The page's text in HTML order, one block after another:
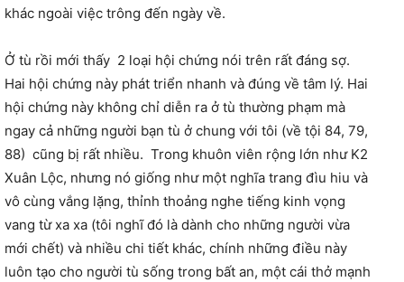
khác ngoài việc trông đến ngày về.
Ở tù rồi mới thấy 2 loại hội chứng nói trên rất đáng sợ.
Hai hội chứng này phát triển nhanh và đúng về tâm lý. Hai
hội chứng này không chỉ diễn ra ở tù thường phạm mà
ngay cả những người bạn tù ở chung với tôi (về tội 84, 79,
88) cũng bị rất nhiều. Trong khuôn viên rộng lớn như K2
Xuân Lộc, nhưng nó giống như một nghĩa trang đìu hiu và
vô cùng vắng lặng, thỉnh thoảng nghe tiếng kinh vọng
vang từ xa xa (tôi nghĩ đó là dành cho những người vừa
mới chết) và nhiều chi tiết khác, chính những điều này
luôn tạo cho người tù sống trong bất an, một cái thở mạnh